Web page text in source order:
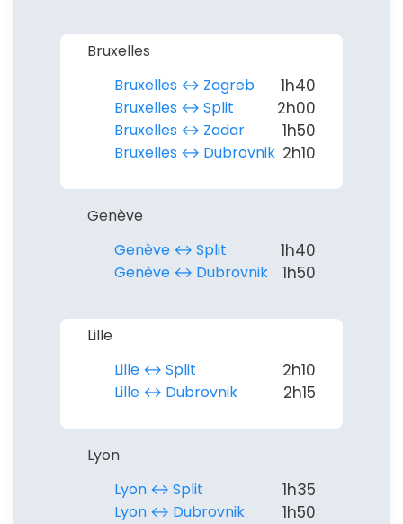
Bruxelles
Bruxelles ↔︎ Zagreb
1h40
Bruxelles ↔︎ Split 2h00
Bruxelles ↔︎ Zadar 1h50
Bruxelles ↔︎ Dubrovnik 2h10
Genève
Genève ↔︎ Split
1h40
Genève ↔︎ Dubrovnik 1h50
Lille
Lille ↔︎ Split
2h10
Lille ↔︎ Dubrovnik 2h15
Lyon
Lyon ↔︎ Split
1h35
Lyon ↔︎ Dubrovnik 1h50
Politique de
confidentialité.